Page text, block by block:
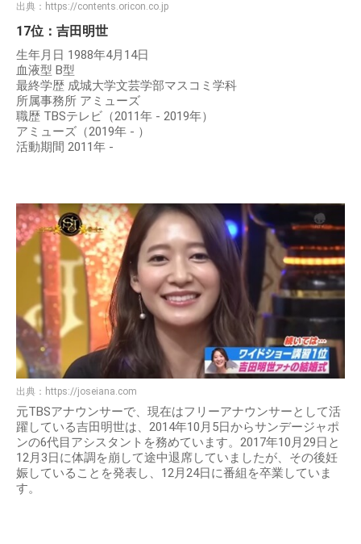
出典： https://contents.oricon.co.jp
17位：吉田明世
生年月日 1988年4月14日
血液型 B型
最終学歴 成城大学文芸学部マスコミ学科
所属事務所 アミューズ
職歴 TBSテレビ（2011年 - 2019年）
アミューズ（2019年 - ）
活動期間 2011年 -
出典： https://joseiana.com
元TBSアナウンサーで、現在はフリーアナウンサーとして活
躍している吉田明世は、2014年10月5日からサンデージャポ
ンの6代目アシスタントを務めています。2017年10月29日と
12月3日に体調を崩して途中退席していましたが、その後妊
娠していることを発表し、12月24日に番組を卒業していま
す。